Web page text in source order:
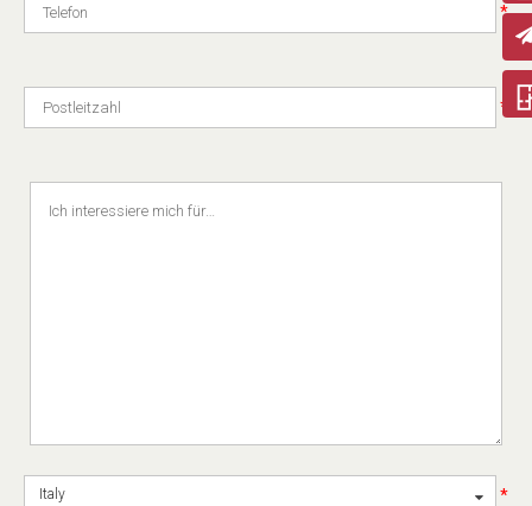
*
*
Italy *